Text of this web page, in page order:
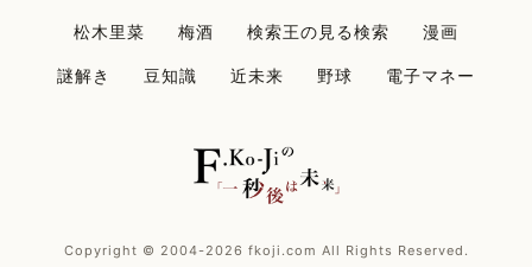
松木里菜
梅酒 検索王の見る検索
漫画
謎解き
豆知識 近未来 野球 電子マネー
Copyright © 2004-2026 fkoji.com All Rights Reserved.